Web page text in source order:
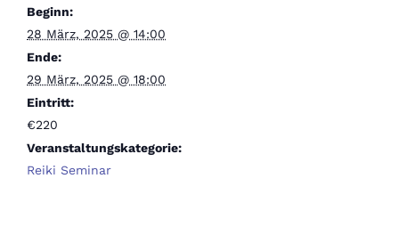
Beginn:
28 März, 2025 @ 14:00
Ende:
29 März, 2025 @ 18:00
Eintritt:
€220
Veranstaltungskategorie:
Reiki Seminar